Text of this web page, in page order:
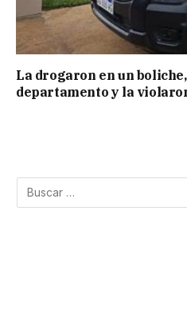
La drogaron en un
departamento y la